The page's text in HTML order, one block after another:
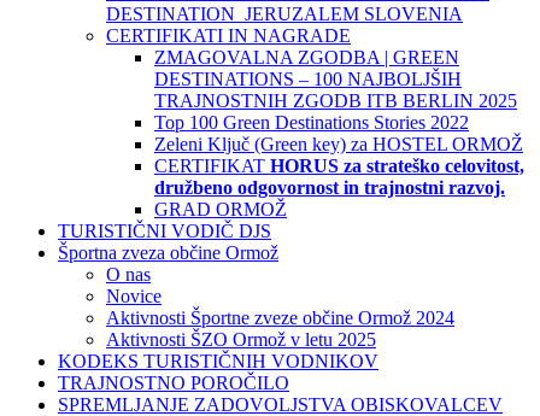
DESTINATION JERUZALEM SLOVENIA
CERTIFIKATI IN NAGRADE
ZMAGOVALNA ZGODBA | GREEN
DESTINATIONS – 100 NAJBOLJŠIH
TRAJNOSTNIH ZGODB ITB BERLIN 2025
Top 100 Green Destinations Stories 2022
Zeleni Ključ (Green key) za HOSTEL ORMOŽ
CERTIFIKAT HORUS za strateško celovitost,
družbeno odgovornost in trajnostni razvoj.
GRAD ORMOŽ
TURISTIČNI VODIČ DJS
Športna zveza občine Ormož
O nas
Novice
Aktivnosti Športne zveze občine Ormož 2024
Aktivnosti ŠZO Ormož v letu 2025
KODEKS TURISTIČNIH VODNIKOV
TRAJNOSTNO POROČILO
SPREMLJANJE ZADOVOLJSTVA OBISKOVALCEV